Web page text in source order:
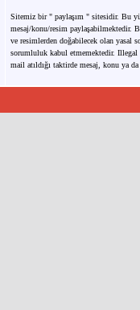
Sitemiz bir " paylaşım " sitesidir. Bu
mesaj/konu/resim paylaşabilmektedir.
ve resimlerden doğabilecek olan yasal
sorumluluk kabul etmemektedir.
mail atıldığı taktirde mesaj, konu ya